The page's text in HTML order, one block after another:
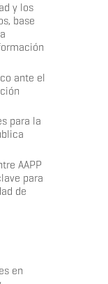
y los
base
ante el
para la
AAPP
para
de
en